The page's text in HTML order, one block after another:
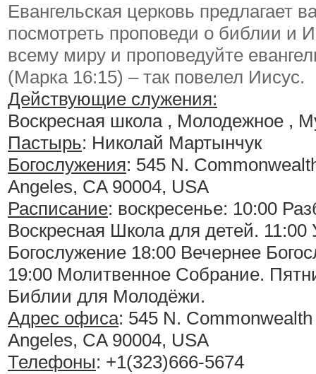
Евангельская церковь предлагает
посмотреть проповеди о библии и
всему миру и проповедуйте
(Марка 16:15) – так повелел Иисус.
Действующие служения:
Воскресная школа , Молодежное ,
Пастырь: Николай Мартынчук
Богослужения: 545 N.
Angeles, CA 90004, USA
Расписание: воскресенье: 10:00
Воскресная Школа для детей. 11:00
Богослужение 18:00 Вечернее
19:00 Молитвенное Собрание.
Библии для Молодёжи.
Адрес офиса: 545 N.
Angeles, CA 90004, USA
Телефоны: +1(323)666-5674